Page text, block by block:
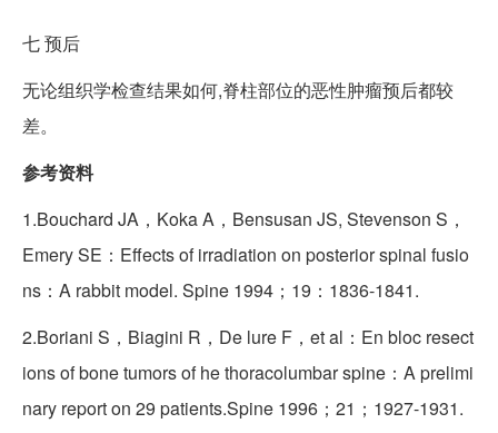
七预后
无论组织学检查结果如何,脊柱部位的恶性肿瘤预后都较
差。
参考资料
1.Bouchard JA，Koka A，Bensusan JS, Stevenson S，
Emery SE：Effects of irradiation on posterior spinal fusio
ns：A rabbit model. Spine 1994；19：1836-1841.
2.Boriani S，Biagini R，De lure F，et al：En bloc resect
ions of bone tumors of he thoracolumbar spine：A prelimi
nary report on 29 patients.Spine 1996；21；1927-1931.